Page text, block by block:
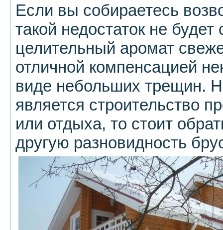
Если вы собираетесь
такой недостаток не
целительный аромат
отличной компенсацией
виде небольших трещин.
является строительство
или отдыха, то стоит
другую разновидность